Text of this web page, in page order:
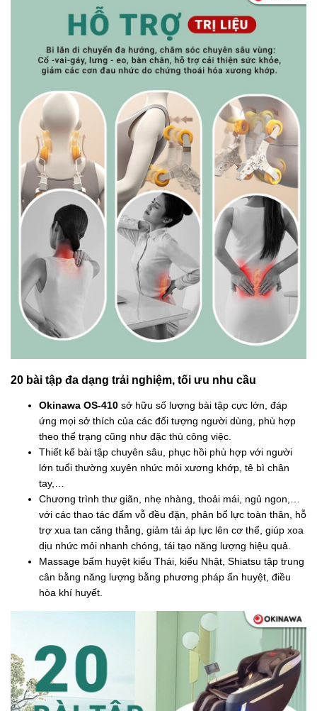
20 bài tập đa dạng trải nghiệm, tối ưu nhu cầu
Okinawa OS-410 sở hữu số lượng bài tập cực lớn, đáp
ứng mọi sở thích của các đối tượng người dùng, phù hợp
theo thể trạng cũng như đặc thù công việc.
Thiết kế bài tập chuyên sâu, phục hồi phù hợp với người
lớn tuổi thường xuyên nhức mỏi xương khớp, tê bì chân
tay,…
Chương trình thư giãn, nhẹ nhàng, thoải mái, ngủ ngon,…
với các thao tác đấm vỗ đều đặn, phân bổ lực toàn thân, hỗ
trợ xua tan căng thẳng, giảm tải áp lực lên cơ thể, giúp xoa
dịu nhức mỏi nhanh chóng, tái tạo năng lượng hiệu quả.
Massage bấm huyệt kiểu Thái, kiểu Nhật, Shiatsu tập trung
cân bằng năng lượng bằng phương pháp ấn huyệt, điều
hòa khí huyết.